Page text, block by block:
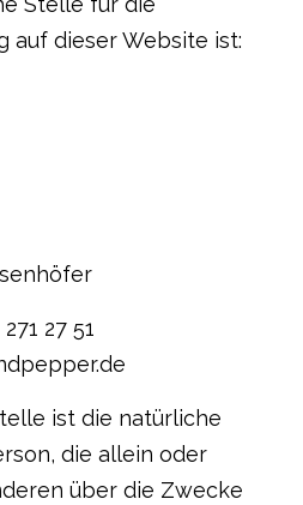
auf dieser Website ist:
27 51
ist die natürliche
die allein oder
über die Zwecke